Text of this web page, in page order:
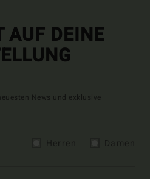
AUF DEINE
News und exklusive